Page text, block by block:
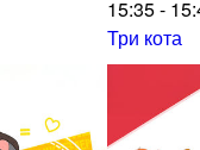
15:35 -
Три кота